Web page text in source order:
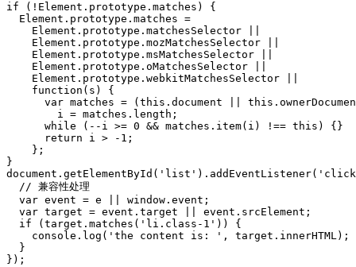
if ( ! Element . prototype . matches )
{
Element . prototype . matches =
Element . prototype . matchesSelector
Element . prototype . mozMatchesSelector
Element . prototype . msMatchesSelector
Element . prototype . oMatchesSelector
Element . prototype . webkitMatchesSelector
function ( s )
{
var matches = ( this . document this .
i = matches . length ;
while
( -- i >= 0 && matches . item( i ) !== this )
{}
return
i > - 1 ;
};
}
document . getElementById ( 'list' ). addEventListener(
// 兼容性处理
var event = e window . event ;
var target = event . target event . srcElement ;
if
( target . matches ( 'li.class-1' ))
{
console . log ( 'the content is: ' , target . innerHTML);
}
});